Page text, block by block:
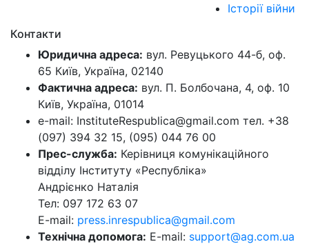
Історії війни
Контакти
Юридична адреса: вул. Ревуцького 44-б, оф.
65 Київ, Україна, 02140
Фактична адреса: вул. П. Болбочана, 4, оф. 10
Київ, Україна, 01014
e-mail: InstituteRespublica@gmail.com тел. +38
(097) 394 32 15, (095) 044 76 00
Прес-служба: Керівниця комунікаційного
відділу Інституту «Республіка»
Андрієнко Наталія
Тел: 097 172 63 07
E-mail: press.inrespublica@gmail.com
Технічна допомога: E-mail: support@ag.com.ua